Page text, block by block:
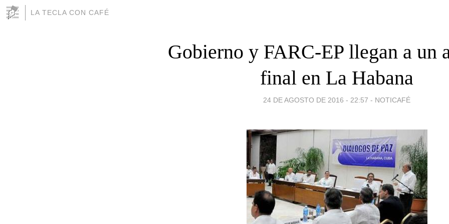
LA TECLA CON CAFÉ
Gobierno y FARC-EP llegan a un
final en La Habana
24 DE AGOSTO DE 2016 - 22:57 - NOTICAFÉ